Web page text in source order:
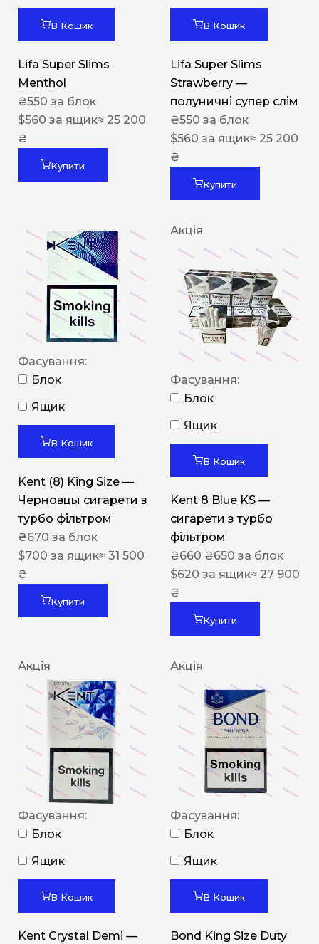
В Кошик
Lifa Super Slims
Menthol
₴550 за блок
$560 за ящик≈ 25 200
₴
Купити
В Кошик
Lifa Super Slims
Strawberry —
полуничні супер слім
₴550 за блок
$560 за ящик≈ 25 200
₴
Купити
Фасування:
Блок
Ящик
В Кошик
Kent (8) King Size —
Черновцы сигарети з
турбо фільтром
₴670 за блок
$700 за ящик≈ 31 500
₴
Купити
Акція
Фасування:
Блок
Ящик
В Кошик
Kent 8 Blue KS —
сигарети з турбо
фільтром
₴660 ₴650 за блок
$620 за ящик≈ 27 900
₴
Купити
Акція
Фасування:
Блок
Ящик
В Кошик
Kent Crystal Demi —
Акція
Фасування:
Блок
Ящик
В Кошик
Bond King Size Duty